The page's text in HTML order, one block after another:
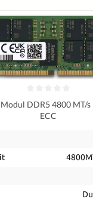
DDR5 4800 MT/
ECC